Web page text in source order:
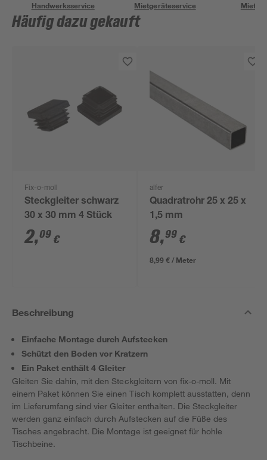
Handwerksservice Mietgeräteservice
Häufig dazu gekauft
Fix-o-moll
Steckgleiter schwarz
30 x 30 mm 4 Stück
2,09 €
alfer
Quadratrohr 25 x 25 x
1,5 mm
8,99 €
8,99 € / Meter
Beschreibung
Einfache Montage durch Aufstecken
Schützt den Boden vor Kratzern
Ein Paket enthält 4 Gleiter
Gleiten Sie dahin, mit den Steckgleitern von fix-o-moll. Mit
einem Paket können Sie einen Tisch komplett ausstatten, denn
im Lieferumfang sind vier Gleiter enthalten. Die Steckgleiter
werden ganz einfach durch Aufstecken auf die Füße des
Tisches angebracht. Die Montage ist geeignet für hohle
Tischbeine.